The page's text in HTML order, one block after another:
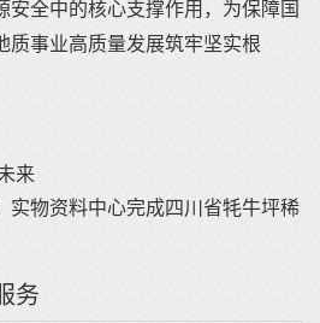
安全中的核心支撑作用，为保障国
质事业高质量发展筑牢坚实根
来
实物资料中心完成四川省牦牛坪稀
务